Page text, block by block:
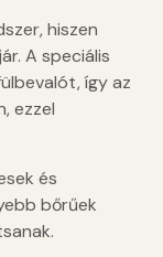
hiszen
A speciális
így az
ezzel
és
bőrűek